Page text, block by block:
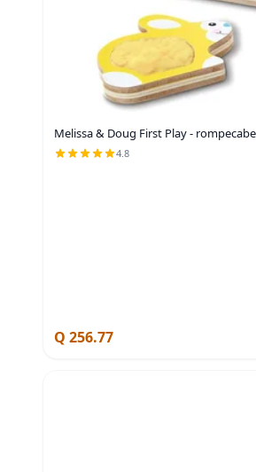
Melissa & Doug First Play -
4.8
Q 256.77